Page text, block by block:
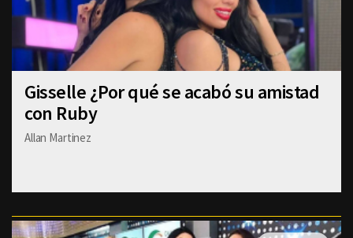
Gisselle ¿Por qué se acabó su amistad
con Ruby
Allan Martinez